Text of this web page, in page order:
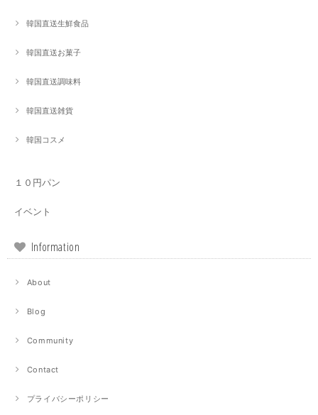
韓国直送生鮮食品
韓国直送お菓子
韓国直送調味料
韓国直送雑貨
韓国コスメ
１０円パン
イベント
Information
About
Blog
Community
Contact
プライバシーポリシー